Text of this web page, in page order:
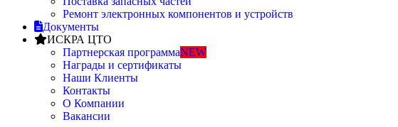
Ремонт электронных компонентов и устройств
Документы
ИСКРА ЦТО
Партнерская программаNEW
Награды и сертификаты
Наши Клиенты
Контакты
О Компании
Вакансии